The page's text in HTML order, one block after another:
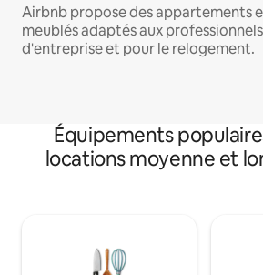
Airbnb propose des appartements
meublés adaptés aux
d'entreprise et pour le relogement.
Équipements
locations moyenne et